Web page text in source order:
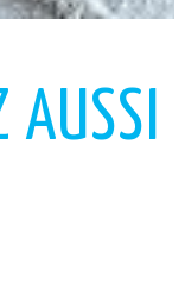
AUSSI